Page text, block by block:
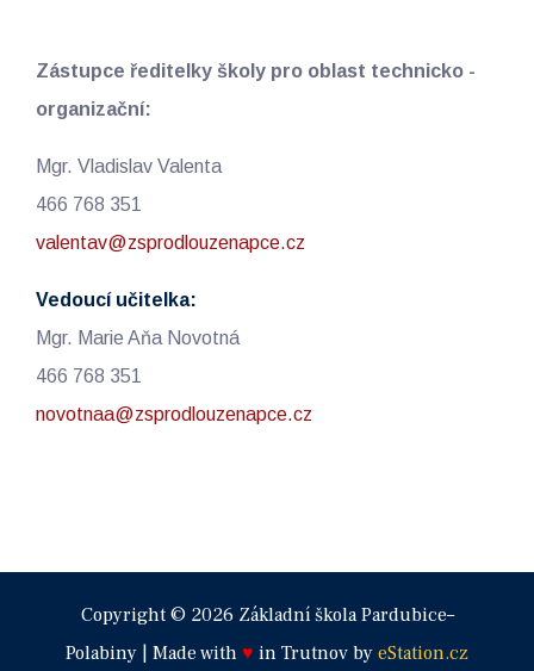
Zástupce ředitelky školy pro oblast technicko -
organizační:
Mgr. Vladislav Valenta
466 768 351
valentav@zsprodlouzenapce.cz
Vedoucí učitelka:
Mgr. Marie Aňa Novotná
466 768 351
novotnaa@zsprodlouzenapce.cz
Copyright © 2026 Základní škola Pardubice–
Polabiny | Made with ♥ in Trutnov by eStation.cz